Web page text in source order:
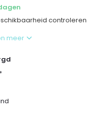
controleren
meer